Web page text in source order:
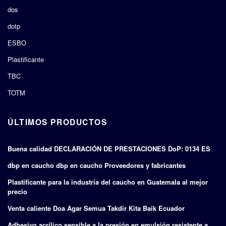
dos
dotp
ESBO
Plastificante
TBC
TOTM
ÚLTIMOS PRODUCTOS
Buena calidad DECLARACIÓN DE PRESTACIONES DoP: 0134 ES
dbp en caucho dbp en caucho Proveedores y fabricantes
Plastificante para la industria del caucho en Guatemala al mejor
precio
Venta caliente Doa Agar Semua Takdir Kita Baik Ecuador